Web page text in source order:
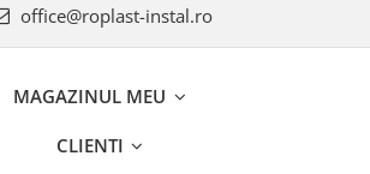
office@roplast-instal.ro
MAGAZINUL MEU
CLIENTI